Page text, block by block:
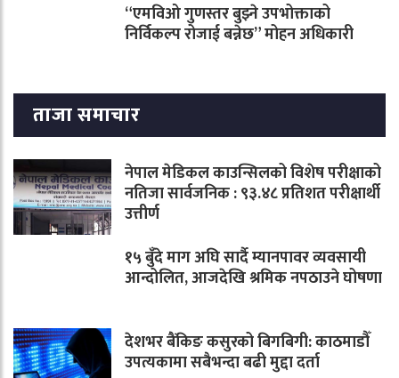
“एमविओ गुणस्तर बुझ्ने उपभोक्ताको
निर्विकल्प रोजाई बन्नेछ” मोहन अधिकारी
ताजा समाचार
नेपाल मेडिकल काउन्सिलको विशेष परीक्षाको
नतिजा सार्वजनिक : ९३.४८ प्रतिशत परीक्षार्थी
उत्तीर्ण
१५ बुँदे माग अघि सार्दै म्यानपावर व्यवसायी
आन्दोलित, आजदेखि श्रमिक नपठाउने घोषणा
देशभर बैंकिङ कसुरको बिगबिगी: काठमाडौँ
उपत्यकामा सबैभन्दा बढी मुद्दा दर्ता